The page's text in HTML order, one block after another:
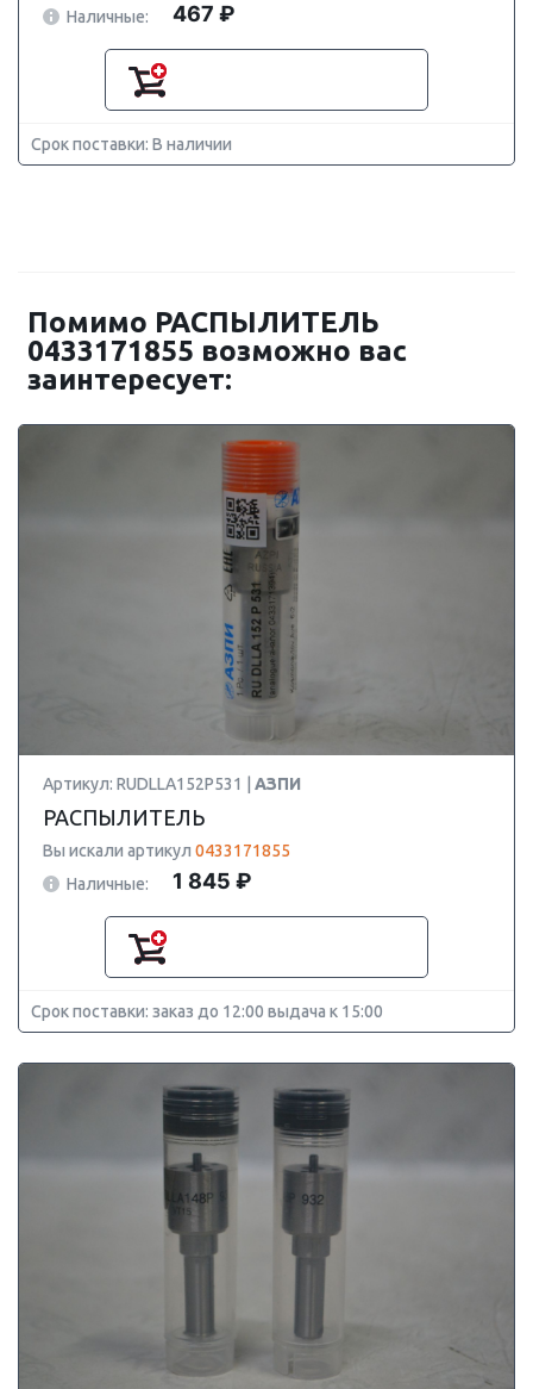
Наличные:
467 ₽
Срок поставки: В наличии
Помимо РАСПЫЛИТЕЛЬ
0433171855 возможно вас
заинтересует:
Артикул: RUDLLA152P531 | АЗПИ
РАСПЫЛИТЕЛЬ
Вы искали артикул 0433171855
Наличные:
1 845 ₽
Срок поставки: заказ до 12:00 выдача к 15:00